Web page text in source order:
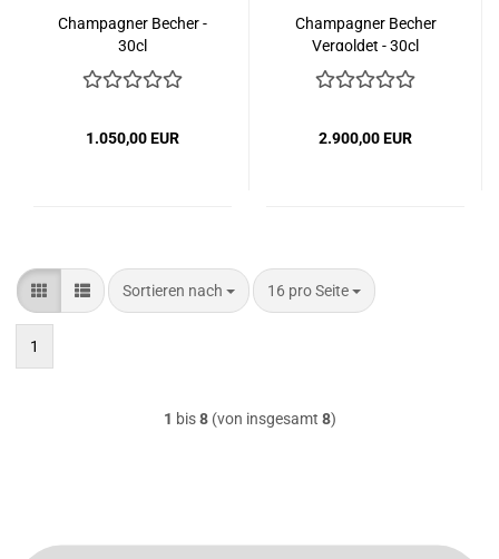
Champagner Becher -
30cl
1.050,00 EUR
Champagner Becher
Vergoldet - 30cl
2.900,00 EUR
Sortieren nach
Sortieren nach 16 pro Seite
pro Seite
1
1 bis8(von insgesamt 8)